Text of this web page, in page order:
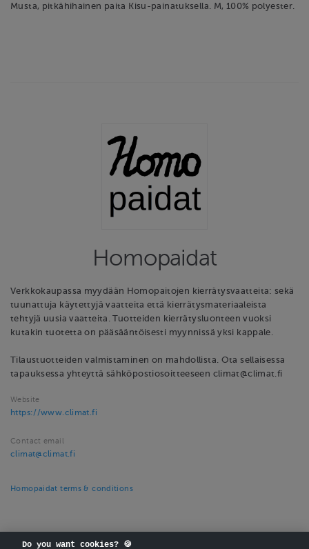
Musta, pitkähihainen paita Kisu-painatuksella. M, 100% polyester.
Homopaidat
Verkkokaupassa myydään Homopaitojen kierrätysvaatteita: sekä
tuunattuja käytettyjä vaatteita että kierrätysmateriaaleista
tehtyjä uusia vaatteita. Tuotteiden kierrätysluonteen vuoksi
kutakin tuotetta on pääsääntöisesti myynnissä yksi kappale.
Tilaustuotteiden valmistaminen on mahdollista. Ota sellaisessa
tapauksessa yhteyttä sähköpostiosoitteeseen climat@climat.fi
Website
https://www.climat.fi
Contact email
climat@climat.fi
Homopaidat terms & conditions
Do you want cookies? 🍪